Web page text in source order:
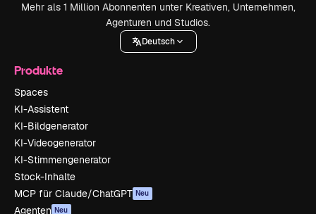
Mehr als 1 Million Abonnenten unter Kreativen, Unternehmen,
Agenturen und Studios.
Deutsch
Produkte
Spaces
KI-Assistent
KI-Bildgenerator
KI-Videogenerator
KI-Stimmengenerator
Stock-Inhalte
MCP für Claude/ChatGPT Neu
Agenten Neu